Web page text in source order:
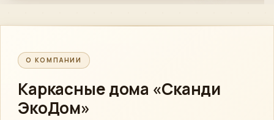
О КОМПАНИИ
Каркасные дома «Сканди
ЭкоДом»